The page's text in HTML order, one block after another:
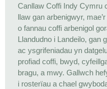
Canllaw Coffi Indy Cymru
llaw gan arbenigwyr,
o fannau coffi arbenigol
Llandudno i Landeilo, gan
ac ysgrifeniadau yn
profiad coffi, bwyd,
bragu, a mwy. Gallwch
i rosterïau a chael